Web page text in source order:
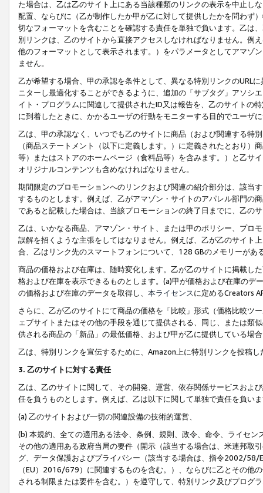
た場合は、乙は乙のサイト上にある当該種類のリンクの表示を中止し
配置、ならびに（乙が制作したか甲が乙に対して提供したかを問わず
切なフォーマットを含むことを確認する責任を単独で負います。乙は
別リンクは、乙のサイトから直接アクセスしなければなりません。例
他のフォーマットとして表示されます。）をパラメータとしてアマゾ
ません。
乙が希望する場合、甲の承認を条件として、異なる特別リンクのURL
ニターし最適化することができるように、追加の「サブタグ」アソシ
イト・プログラムに関連して提供されたID又は報告を、乙のサイトの
に到着したときに、かかるユーザの行動をモニターする目的でユーザ
乙は、甲の承認なく、いつでも乙のサイトに商品（および関連する特
（商品ステートメント（以下に定義します。）に定義されたとおり
等）またはストアのホームページ（食料品等）を含みます。）と乙サ
オリジナルコンテンツも含めなければなりません。
期間限定のプロモーションへのリンクおよび関連の紹介部分は、該当
するものとします。例えば、乙がアマゾン・サイトのアパレル部門の
であると記載した場合は、当該プロモーションの終了日までに、乙の
乙は、いかなる商品、アマゾン・サイト、または甲のポリシー、プロ
誤解を招くような主張をしてはなりません。例えば、乙が乙のサイト
合、乙はリンク先のスマートフォンについて、128 GBのメモリーがあ
商品の価格および在庫は、随時変化します。乙が乙のサイトに掲載し
格および在庫を表示できるものとします。(a)甲が価格および在庫の
の価格および在庫のデータを取得し、 本ライセンスに定めるCreators
さらに、乙が乙のサイトにて商品の価格を「比較」形式（価格比較ツ
ェブサイトまたはその他の手段を通じて提供される、同じ、または類
供される商品の「新品」の最低価格、および甲が乙に提供している場
乙は、特別リンクを宣伝するために、Amazon上に特別リンクを投稿
3. 乙のサイトに対する責任
乙は、乙のサイトに関して、その開発、運営、依存関係サービスおよ
任を負うものとします。例えば、乙は以下に関して単独で責任を負い
(a) 乙のサイトおよび一切の関連設備の技術的運営、
(b) 本規約、全ての適用ある法令、条例、規則、政令、命令、ライセ
その他の適用ある政府当局の要件（開示（該当する場合は、米連邦取
グ、データ保護およびプライバシー（該当する場合は、指令2002/58/
（EU）2016/679）に関連するものを含む。）、ならびに乙とその他
される制限または要件を含む。）を遵守して、特別リンク及びプログ